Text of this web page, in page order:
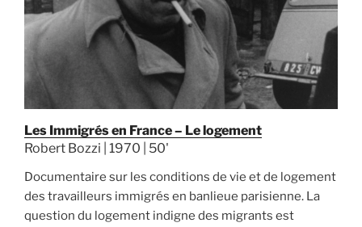
Les Immigrés en France – Le logement
Robert Bozzi | 1970 | 50'
Documentaire sur les conditions de vie et de logement
des travailleurs immigrés en banlieue parisienne. La
question du logement indigne des migrants est